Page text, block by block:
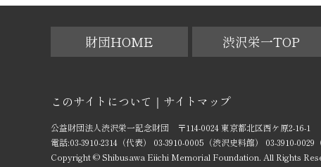
財団HOME 渋沢栄一TOP
このサイトについて サイトマップ
公益財団法人渋沢栄一記念財団 〒114-0024 東京都北区西ケ原2-16-1
電話:03-3910-2314（代表） 03-3910-0005（渋沢史料館） 03-3910-0029
Copyright © Shibusawa Eiichi Memorial Foundation. All Rights